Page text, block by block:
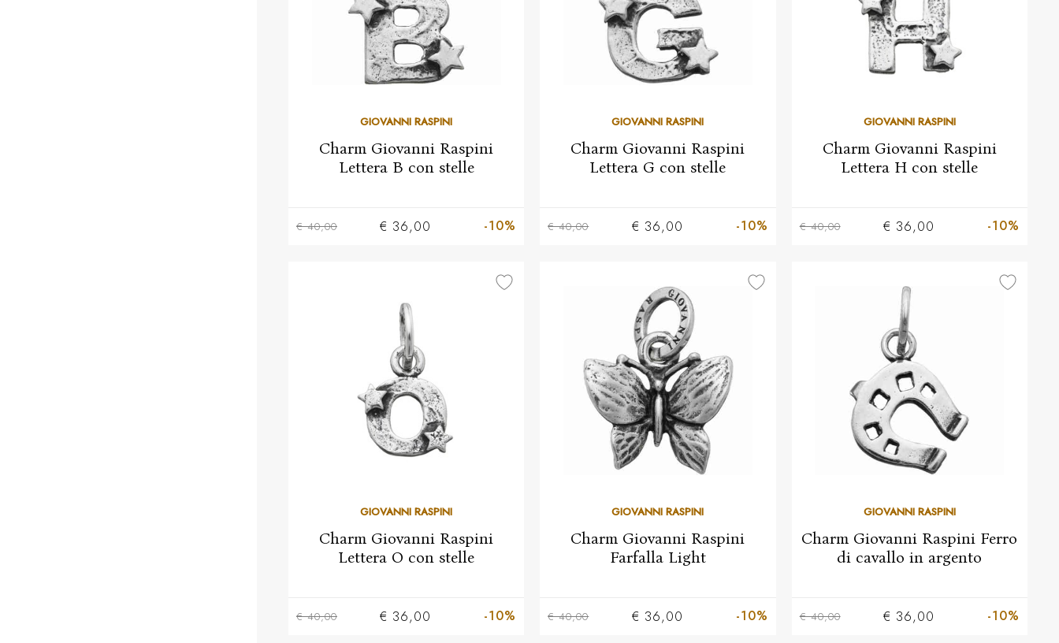
GIOVANNI RASPINI
Charm Giovanni Raspini
Lettera B con stelle
€ 40,00 € 36,00 -10%
GIOVANNI RASPINI
Charm Giovanni Raspini
Lettera G con stelle
€ 40,00 € 36,00 -10%
GIOVANNI RASPINI
Charm Giovanni Raspini
Lettera H con stelle
€ 40,00 € 36,00 -10%
GIOVANNI RASPINI
Charm Giovanni Raspini
Lettera O con stelle
€ 40,00 € 36,00 -10%
GIOVANNI RASPINI
Charm Giovanni Raspini
Farfalla Light
€ 40,00 € 36,00 -10%
GIOVANNI RASPINI
Charm Giovanni Raspini Ferro
di cavallo in argento
€ 40,00 € 36,00 -10%